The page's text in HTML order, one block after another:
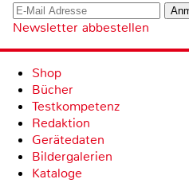
Newsletter abbestellen
Shop
Bücher
Testkompetenz
Redaktion
Gerätedaten
Bildergalerien
Kataloge